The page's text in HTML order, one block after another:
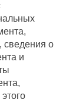
сведения о
и